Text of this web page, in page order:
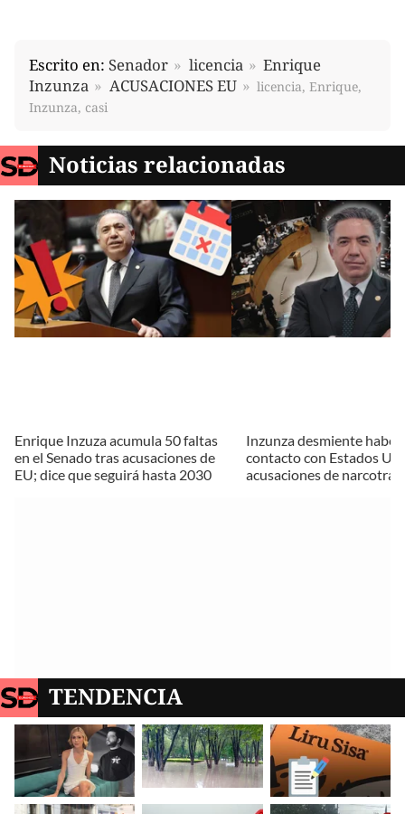
Escrito en: Senador licencia
Enrique
Inzunza
ACUSACIONES EU
licencia, Enrique,
Inzunza, casi
Noticias relacionadas
Enrique Inzuza acumula 50 faltas
en el Senado tras acusaciones de
EU; dice que seguirá hasta 2030
Inzunza desmiente haber
contacto con Estados
acusaciones de
TENDENCIA